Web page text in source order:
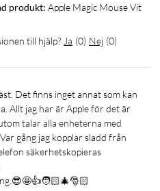
produkt: Apple Magic Mouse Vit
till hjälp? Ja (0) Nej (0)
Allt jag har är Apple för det är
talar alla enheterna med
gång jag kopplar sladd från
säkerhetskopieras